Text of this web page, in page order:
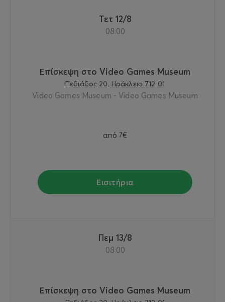
Τετ 12/8
08:00
Επίσκεψη στο Video Games Museum
Πεδιάδος 20, Ηράκλειο 712 01
Video Games Museum - Video Games Museum
από 7€
Εισιτήρια
Πεμ 13/8
08:00
Επίσκεψη στο Video Games Museum